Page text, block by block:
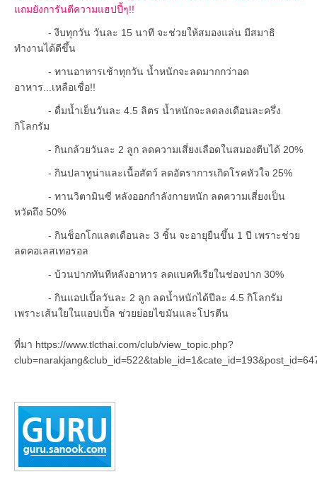
แถมยังการันตีความแฮปปี้ๆ!!
- งีบทุกวัน วันละ 15 นาที จะช่วยให้สมองแล่น มีสมาธิ
ทำงานได้ดีขึ้น
- ทานอาหารเช้าทุกวัน น้ำหนักจะลดมากกว่าอด
อาหาร...เหลือเชื่อ!!
- ดื่มน้ำเย็นวันละ 4.5 ลิตร น้ำหนักจะลดลงเดือนละครึ่ง
กิโลกรัม
- กินกล้วยวันละ 2 ลูก ลดความเสี่ยงเลือดในสมองตีบได้ 20%
- กินปลาทูน่าและเนื้อสัตว์ ลดอัตราการเกิดโรคหัวใจ 25%
- ทานวิตามินซี หลังออกกำลังกายหนัก ลดความเสี่ยงเป็น
หวัดถึง 50%
- กินช็อกโกแลตเดือนละ 3 ชิ้น จะอายุยืนขึ้น 1 ปี เพราะช่วย
ลดคอเลสเทอรอล
- บ้วนปากทันทีหลังอาหาร ลดแบคทีเรียในช่องปาก 30%
- กินแอปเปิ้ลวันละ 2 ลูก ลดน้ำหนักได้ปีละ 4.5 กิโลกรัม
เพราะเส้นใยในแอปเปิ้ล ช่วยย่อยไขมันและโปรตีน
ที่มา https://www.tlcthai.com/club/view_topic.php?